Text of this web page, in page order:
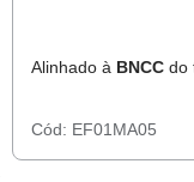
Alinhado à BNCC do
Cód: EF01MA05